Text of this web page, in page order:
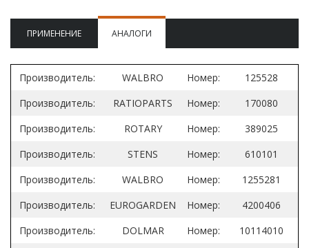
ПРИМЕНЕНИЕ АНАЛОГИ
Производитель: WALBRO Номер:
125528
Производитель:
RATIOPARTS Номер:
170080
Производитель:
ROTARY Номер:
389025
Производитель:
STENS Номер:
610101
Производитель:
WALBRO Номер:
1255281
Производитель:
EUROGARDEN Номер:
4200406
Производитель:
DOLMAR Номер:
10114010